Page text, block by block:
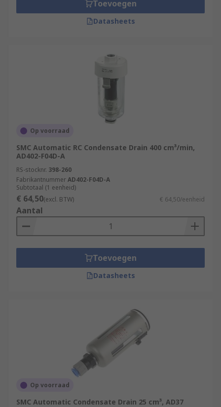
Toevoegen
Datasheets
Op voorraad
SMC Automatic RC Condensate Drain 400 cm³/min,
AD402-F04D-A
RS-stocknr. 398-260
FabrikantnummerAD402-F04D-A
Subtotaal (1 eenheid)
€ 64,50(excl. BTW) € 64,50/eenheid
Aantal
Toevoegen
Datasheets
Op voorraad
SMC Automatic Condensate Drain 25 cm³, AD37